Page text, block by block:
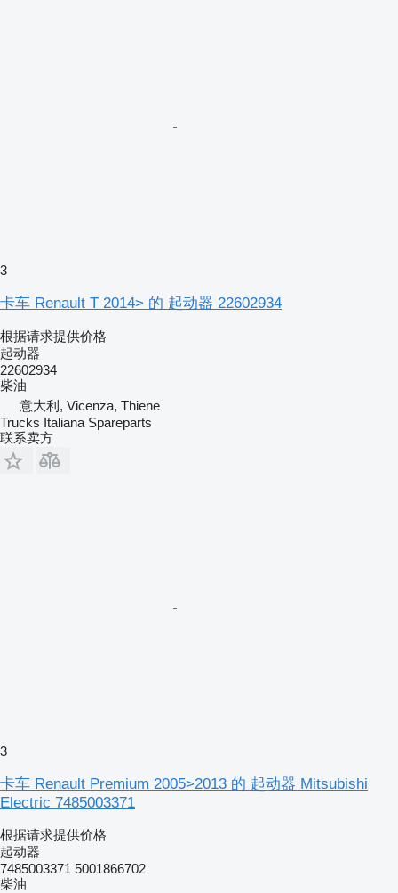
3
卡车 Renault T 2014> 的 起动器 22602934
根据请求提供价格
起动器
22602934
柴油
意大利, Vicenza, Thiene
Trucks Italiana Spareparts
联系卖方
3
卡车 Renault Premium 2005>2013 的 起动器 Mitsubishi
Electric 7485003371
根据请求提供价格
起动器
7485003371 5001866702
柴油